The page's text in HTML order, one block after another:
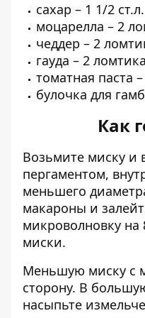
сахар – 1 1/2 ст.л.
моцарелла – 2
чеддер – 2
гауда – 2
томатная паста
булочка для
Как
Возьмите миску и
пергаментом,
меньшего
макароны и
микроволновку на
миски.
Меньшую миску с
сторону. В
насыпьте